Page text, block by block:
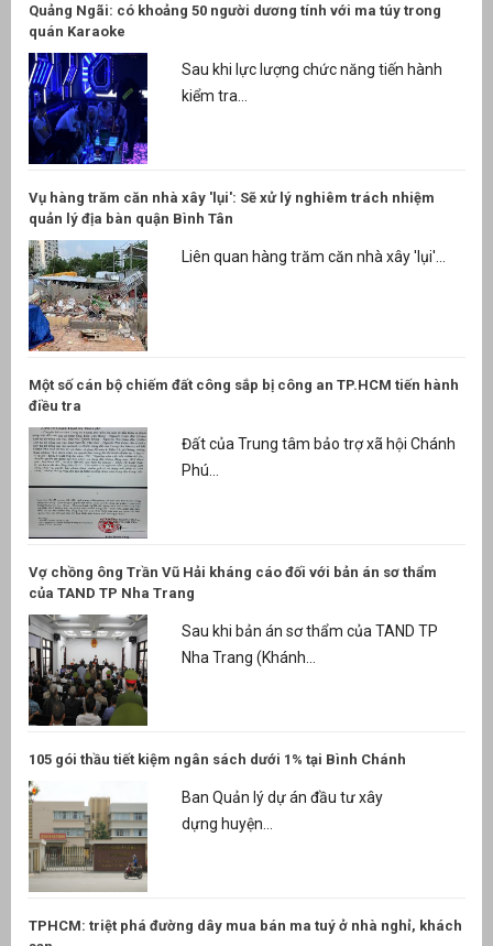
Quảng Ngãi: có khoảng 50 người dương tính với ma túy trong
quán Karaoke
Sau khi lực lượng chức năng tiến hành
kiểm tra...
Vụ hàng trăm căn nhà xây 'lụi': Sẽ xử lý nghiêm trách nhiệm
quản lý địa bàn quận Bình Tân
Liên quan hàng trăm căn nhà xây 'lụi'...
Một số cán bộ chiếm đất công sắp bị công an TP.HCM tiến hành
điều tra
Đất của Trung tâm bảo trợ xã hội Chánh
Phú...
Vợ chồng ông Trần Vũ Hải kháng cáo đối với bản án sơ thẩm
của TAND TP Nha Trang
Sau khi bản án sơ thẩm của TAND TP
Nha Trang (Khánh...
105 gói thầu tiết kiệm ngân sách dưới 1% tại Bình Chánh
Ban Quản lý dự án đầu tư xây
dựng huyện...
TPHCM: triệt phá đường dây mua bán ma tuý ở nhà nghỉ, khách